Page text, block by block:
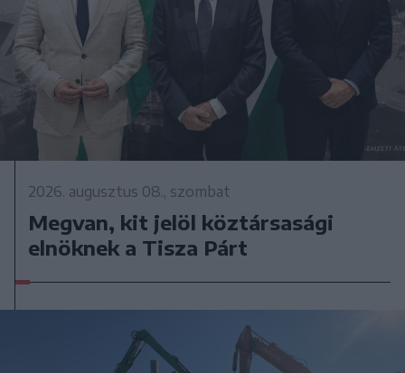
2026. augusztus 08., szombat
Megvan, kit jelöl köztársasági
elnöknek a Tisza Párt